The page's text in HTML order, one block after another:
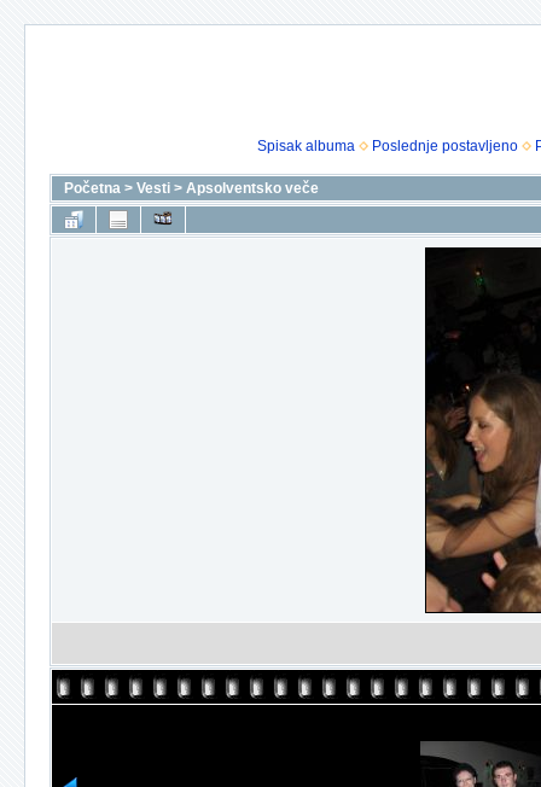
Spisak albuma Poslednje postavljeno
Početna > Vesti > Apsolventsko veče